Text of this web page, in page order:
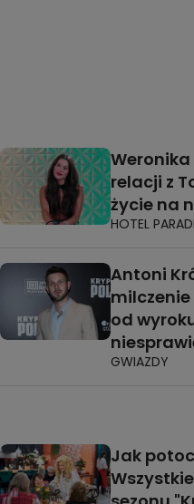
Weronika
relacji z
życie na
HOTEL
Antoni
od
GWIAZDY
Jak